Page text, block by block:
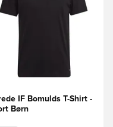
IF Bomulds T-Shirt -
Børn